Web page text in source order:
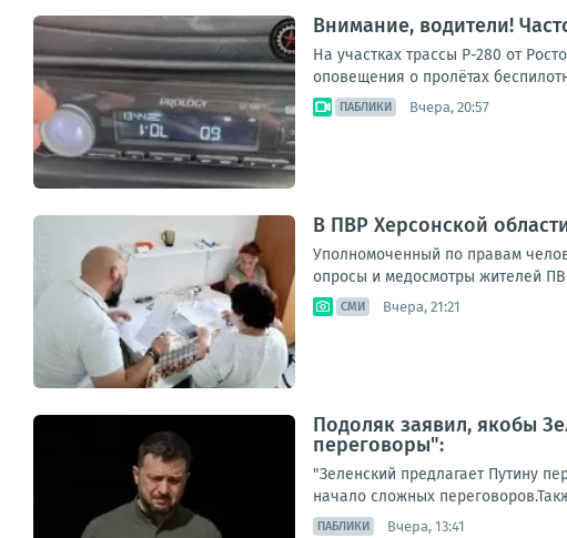
Внимание, водители!
На участках трассы Р-280 от
оповещения о пролётах
ПАБЛИКИ Вчера, 20:57
В ПВР Херсонской
Уполномоченный по правам
опросы и медосмотры жителей
СМИ Вчера, 21:21
Подоляк заявил, якобы
переговоры":
"Зеленский предлагает Путину
начало сложных
ПАБЛИКИ Вчера, 13:41